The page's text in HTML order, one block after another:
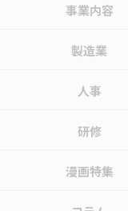
事業内容
製造業
人事
研修
漫画特集